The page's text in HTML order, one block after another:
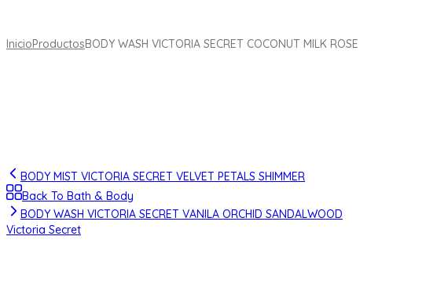
InicioProductosBODY WASH VICTORIA SECRET COCONUT MILK ROSE
BODY MIST VICTORIA SECRET VELVET PETALS SHIMMER
Back To Bath & Body
BODY WASH VICTORIA SECRET VANILA ORCHID SANDALWOOD
Victoria Secret